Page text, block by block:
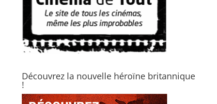
Découvrez la nouvelle héroïne britannique
!